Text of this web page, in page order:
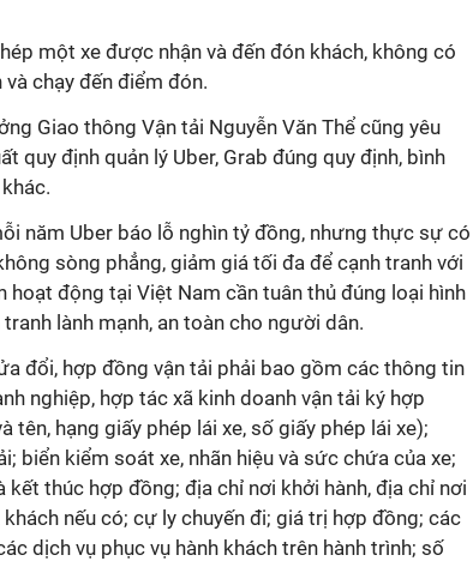
một xe được nhận và đến đón khách, không có
chạy đến điểm đón.
Giao thông Vận tải Nguyễn Văn Thể cũng yêu
quy định quản lý Uber, Grab đúng quy định, bình
năm Uber báo lỗ nghìn tỷ đồng, nhưng thực sự có
sòng phẳng, giảm giá tối đa để cạnh tranh với
hoạt động tại Việt Nam cần tuân thủ đúng loại hình
lành mạnh, an toàn cho người dân.
đổi, hợp đồng vận tải phải bao gồm các thông tin
nghiệp, hợp tác xã kinh doanh vận tải ký hợp
tên, hạng giấy phép lái xe, số giấy phép lái xe);
biển kiểm soát xe, nhãn hiệu và sức chứa của xe;
thúc hợp đồng; địa chỉ nơi khởi hành, địa chỉ nơi
nếu có; cự ly chuyến đi; giá trị hợp đồng; các
dịch vụ phục vụ hành khách trên hành trình; số